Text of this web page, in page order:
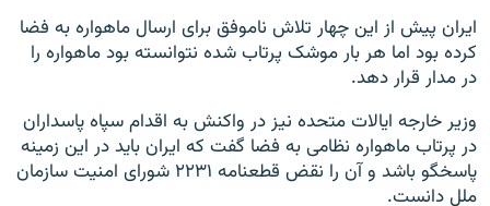
ایران پیش از این چهار تلاش ناموفق برای ارسال ماهواره به فضا
کرده بود اما هر بار موشک پرتاب شده نتوانسته بود ماهواره را
در مدار قرار دهد.
وزیر خارجه ایالات متحده نیز در واکنش به اقدام سپاه پاسداران
در پرتاب ماهواره نظامی به فضا گفت که ایران باید در این زمینه
پاسخگو باشد و آن را نقض قطعنامه ۲۲۳۱ شورای امنیت سازمان
ملل دانست.